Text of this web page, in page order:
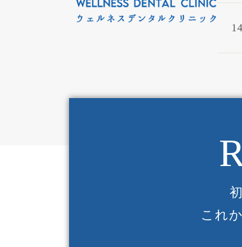
これ